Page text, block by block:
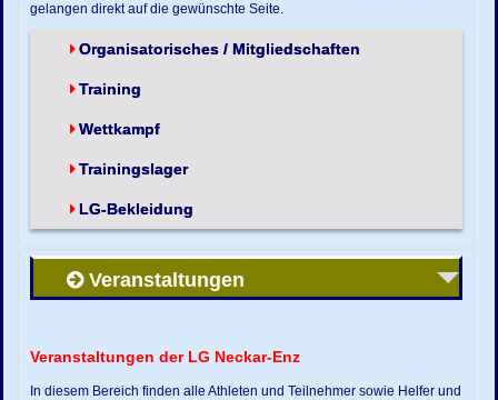
gelangen direkt auf die gewünschte Seite.
Organisatorisches / Mitgliedschaften
Training
Wettkampf
Trainingslager
LG-Bekleidung
Veranstaltungen
Veranstaltungen der LG Neckar-Enz
In diesem Bereich finden alle Athleten und Teilnehmer sowie Helfer und